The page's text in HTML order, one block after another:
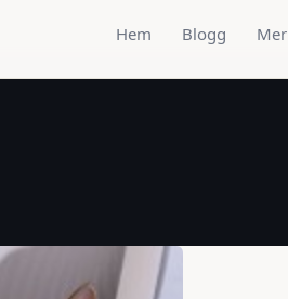
Hem Blogg Mer